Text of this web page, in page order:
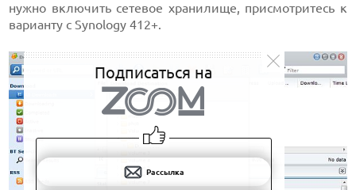
нужно включить сетевое хранилище, присмотритесь к
варианту с Synology 412+.
Подписаться на
Рассылка